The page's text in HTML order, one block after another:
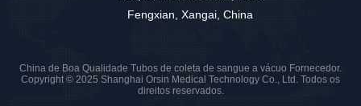
Fengxian, Xangai, China
China de Boa Qualidade Tubos de coleta de sangue a vácuo Fornecedor.
Copyright © 2025 Shanghai Orsin Medical Technology Co., Ltd. Todos os
direitos reservados.